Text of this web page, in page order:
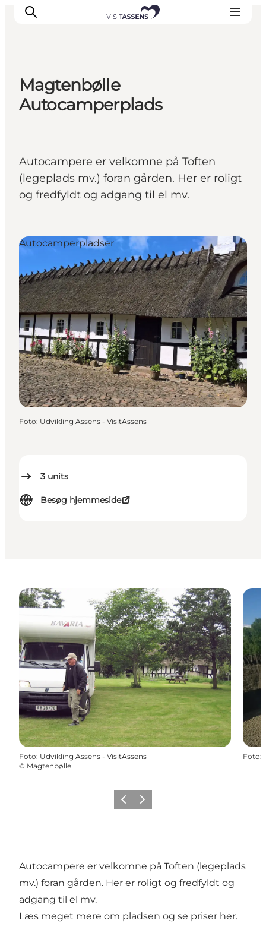
Overnatning
Åbningstider
Magtenbølle
Autocamperplads
Autocampere er velkomne på Toften
(legeplads mv.) foran gården. Her er roligt
og fredfyldt og adgang til el mv.
3 units
Besøg hjemmeside
Autocamperpladser
Foto: Udvikling Assens - VisitAssens
Foto: Udvikling Assens - VisitAssens
© Magtenbølle
Foto:
ForrigeNæste
Autocampere er velkomne på Toften (legeplads
mv.) foran gården. Her er roligt og fredfyldt og
adgang til el mv.
Læs meget mere om pladsen og se priser her.